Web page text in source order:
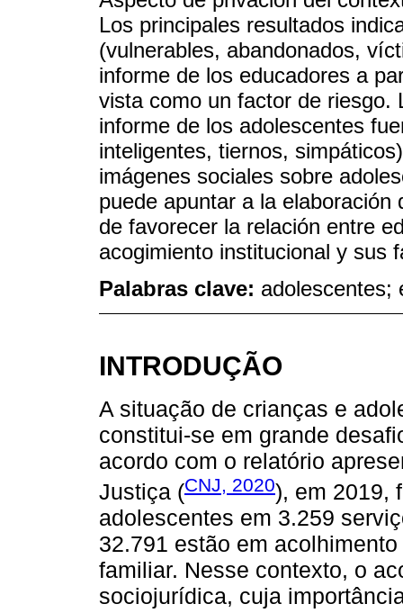
Los principales resultados
(vulnerables, abandonados,
informe de los educadores a
vista como un factor de riesgo.
informe de los adolescentes
inteligentes, tiernos,
imágenes sociales sobre
puede apuntar a la
de favorecer la relación entre
acogimiento institucional y sus
Palabras clave: adolescentes;
INTRODUÇÃO
A situação de crianças e
constitui-se em grande
acordo com o relatório
Justiça (CNJ, 2020), em 2019,
adolescentes em 3.259
32.791 estão em
familiar. Nesse contexto, o
sociojurídica, cuja